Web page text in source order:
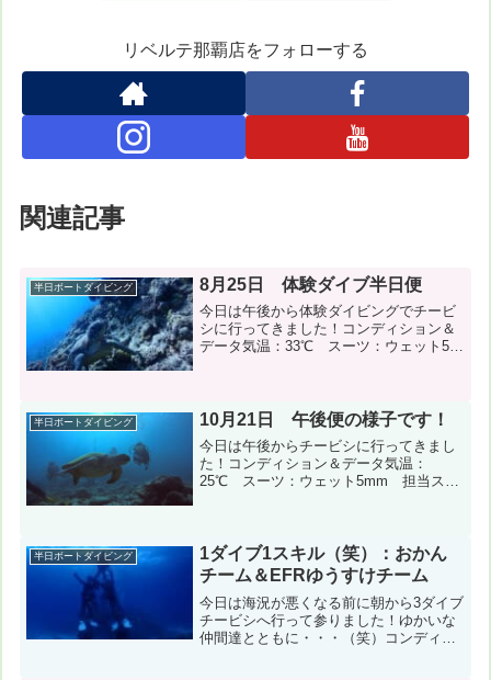
リベルテ那覇店をフォローする
関連記事
半日ボートダイビング 8月25日 体験ダイブ半日便
今日は午後から体験ダイビングでチービ
シに行ってきました！コンディション＆
データ気温：33℃ スーツ：ウェット5ｍ
風速：西4...
半日ボートダイビング 10月21日 午後便の様子です！
今日は午後からチービシに行ってきまし
た！コンディション＆データ気温：
25℃ スーツ：ウェット5mm 担当スタ
日の海今日は午後か...
半日ボートダイビング
1ダイブ1スキル（笑）：おかん
チーム＆EFRゆうすけチーム
今日は海況が悪くなる前に朝から3ダイブ
チービシへ行って参りました！ゆかいな
仲間達とともに・・・（笑）コンディシ